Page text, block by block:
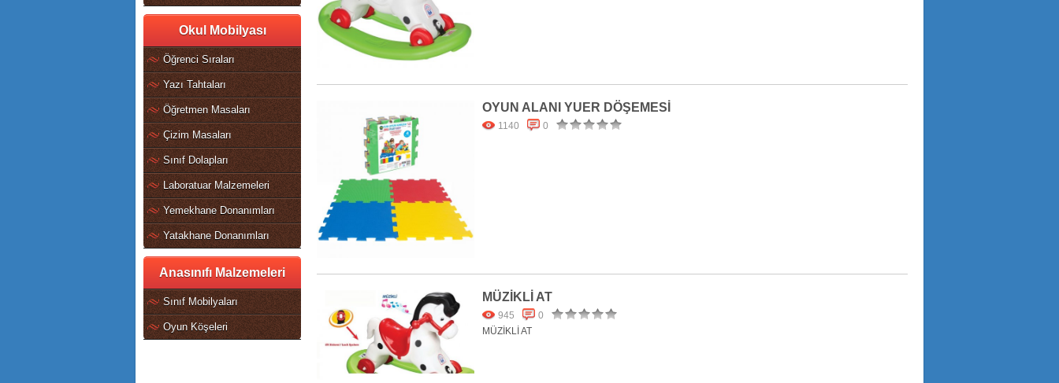
Okul Mobilyası
Öğrenci Sıraları
Yazı Tahtaları
Öğretmen Masaları
Çizim Masaları
Sınıf Dolapları
Laboratuar Malzemeleri
Yemekhane Donanımları
Yatakhane Donanımları
Anasınıfı Malzemeleri
Sınıf Mobilyaları
Oyun Köşeleri
OYUN ALANI YUER DÖŞEMESİ
1140 0
MÜZİKLİ AT
945
0
MÜZİKLİ AT